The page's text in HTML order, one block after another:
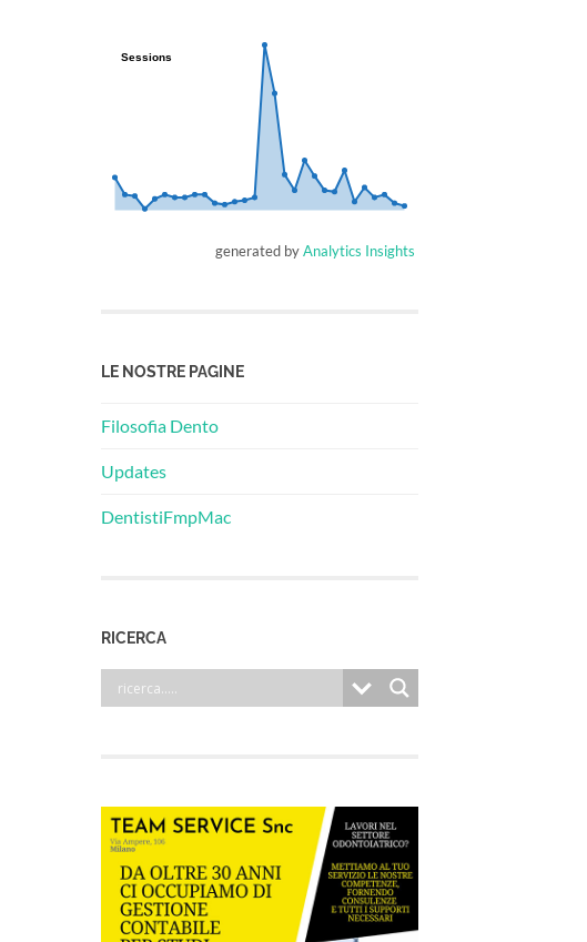
Sessions
Sessions
generated byAnalytics Insights
LE NOSTRE PAGINE
Filosofia Dento
Updates
DentistiFmpMac
RICERCA